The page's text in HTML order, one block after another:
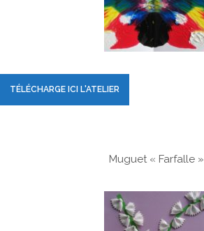
TÉLÉCHARGE ICI L'ATELIER
Muguet « Farfalle »